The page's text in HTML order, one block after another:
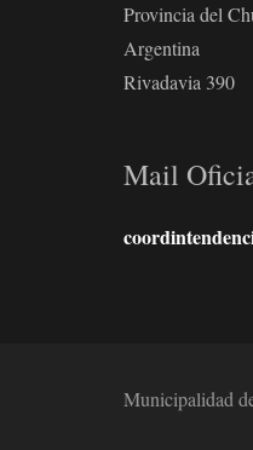
Provincia del
Argentina
Rivadavia 390
Mail
Municipalidad